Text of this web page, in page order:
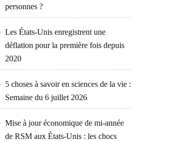
personnes ?
Les États-Unis enregistrent une
déflation pour la première fois depuis
2020
5 choses à savoir en sciences de la vie :
Semaine du 6 juillet 2026
Mise à jour économique de mi-année
de RSM aux États-Unis : les chocs